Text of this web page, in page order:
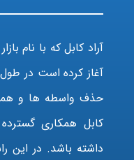
آراد کابل که با نام
حذف واسطه ها و
کابل همکاری
داشته باشد. در این